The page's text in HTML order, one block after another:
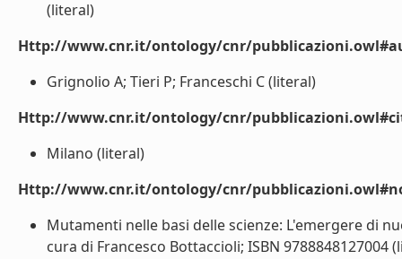
(literal)
Http://www.cnr.it/ontology/cnr/
Grignolio A; Tieri P; Franceschi C (literal)
Http://www.cnr.it/ontology/cnr/
Milano (literal)
Http://www.cnr.it/ontology/cnr/
Mutamenti nelle basi delle scienze: L'emergere di
cura di Francesco Bottaccioli; ISBN 9788848127004